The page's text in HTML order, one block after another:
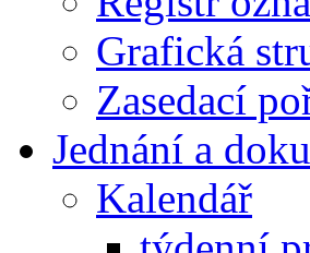
Grafická
Zasedací
Jednání a
Kalendář